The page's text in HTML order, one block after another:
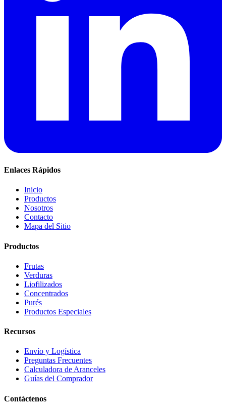
Enlaces Rápidos
Inicio
Productos
Nosotros
Contacto
Mapa del Sitio
Productos
Frutas
Verduras
Liofilizados
Concentrados
Purés
Productos Especiales
Recursos
Envío y Logística
Preguntas Frecuentes
Calculadora de Aranceles
Guías del Comprador
Contáctenos